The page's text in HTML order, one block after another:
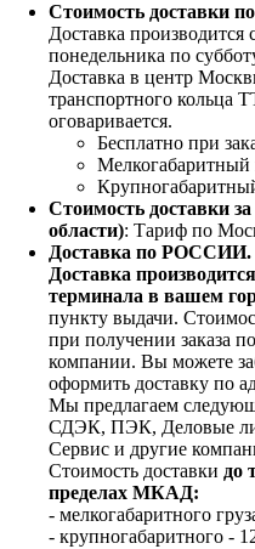
Стоимость доставки
Доставка
понедельника по
Доставка в центр
транспортного кольца
оговаривается.
Бесплатно при
Мелкогабаритный
Стоимость доставки
области): Тариф по
Доставка по РОССИИ.
Доставка
терминала в вашем
пункту выдачи.
при получении заказа
компании. Вы можете
оформить доставку по
Мы предлагаем
СДЭК, ПЭК, Деловые
Сервис и другие
Стоимость доставки до
пределах МКАД:
- мелкогабаритного
- крупногабаритного -